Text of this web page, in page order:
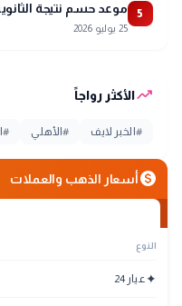
5 موعد حسم نتيجة الثانوية العامة 2026 وحقيقة
25 يوليو 2026
trending_upالأكثر رواجاً
# الخبر لايف #الأهلي #
monetization_onأسعار الذهب والعملات
النوع
✦عيار 24